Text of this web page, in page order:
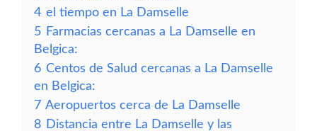
4 el tiempo en La Damselle
5 Farmacias cercanas a La Damselle en
Belgica:
6 Centos de Salud cercanas a La Damselle
en Belgica:
7 Aeropuertos cerca de La Damselle
8 Distancia entre La Damselle y las